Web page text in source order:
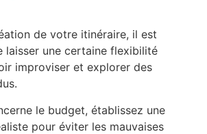
de votre itinéraire, il est
laisser une certaine flexibilité
improviser et explorer des
le budget, établissez une
pour éviter les mauvaises